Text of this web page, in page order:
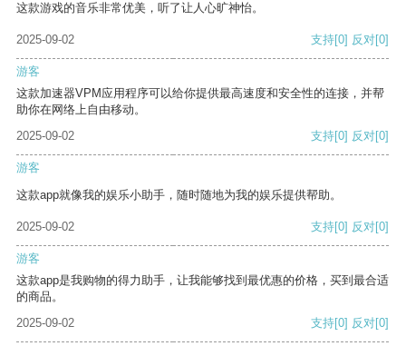
这款游戏的音乐非常优美，听了让人心旷神怡。
2025-09-02 支持[0] 反对[0]
游客
这款加速器VPM应用程序可以给你提供最高速度和安全性的连接，并帮
助你在网络上自由移动。
2025-09-02
支持[0] 反对[0]
游客
这款app就像我的娱乐小助手，随时随地为我的娱乐提供帮助。
2025-09-02 支持[0] 反对[0]
游客
这款app是我购物的得力助手，让我能够找到最优惠的价格，买到最合适
的商品。
2025-09-02
支持[0] 反对[0]